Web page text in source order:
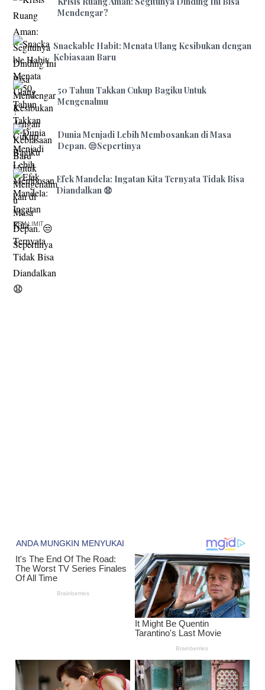
Mendengar?
Snackable Habit: Menata Ulang Kesibukan dengan
Kebiasaan Baru
50 Tahun Takkan Cukup Bagiku Untuk
Mengenalmu
Dunia Menjadi Lebih Membosankan di Masa
Depan. 😒Sepertinya
Efek Mandela: Ingatan Kita Ternyata Tidak Bisa
Diandalkan 😧
ITEM LIMIT